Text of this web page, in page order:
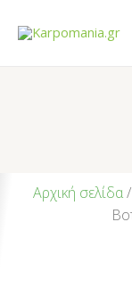
Αρχική σελίδα/